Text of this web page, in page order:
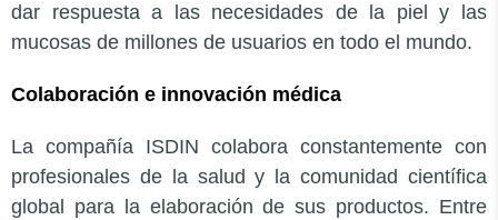
dar respuesta a las necesidades de la piel y las
mucosas de millones de usuarios en todo el mundo.
Colaboración e innovación médica
La compañía ISDIN colabora constantemente con
profesionales de la salud y la comunidad científica
global para la elaboración de sus productos. Entre